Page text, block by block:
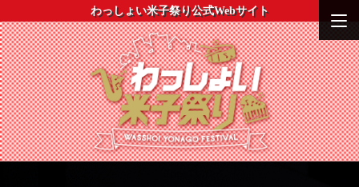
わっしょい米子祭り公式Webサイト